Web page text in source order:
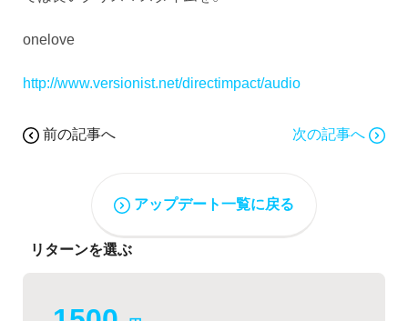
onelove
http://www.versionist.net/directimpact/audio
前の記事へ 次の記事へ
アップデート一覧に戻る
リターンを選ぶ